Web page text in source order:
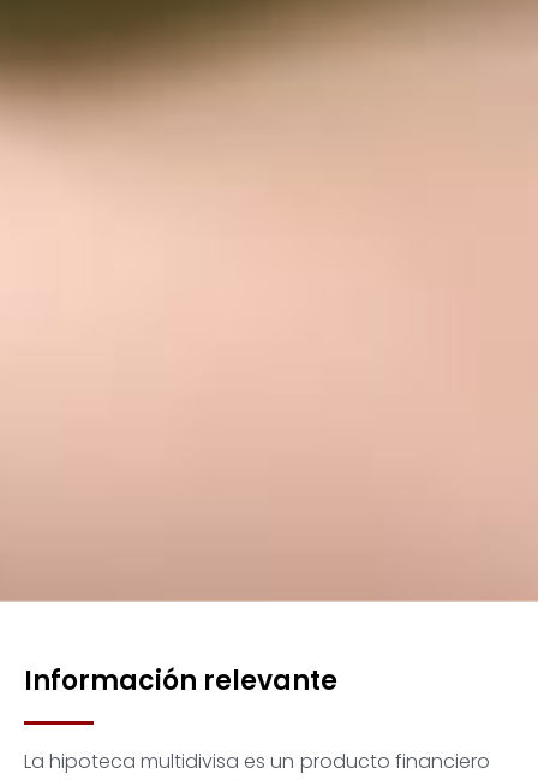
Información relevante
La hipoteca multidivisa es un producto financiero